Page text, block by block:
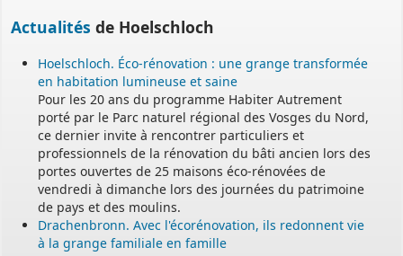
Actualités de Hoelschloch
Hoelschloch. Éco-rénovation : une grange transformée
en habitation lumineuse et saine
Pour les 20 ans du programme Habiter Autrement
porté par le Parc naturel régional des Vosges du Nord,
ce dernier invite à rencontrer particuliers et
professionnels de la rénovation du bâti ancien lors des
portes ouvertes de 25 maisons éco-rénovées de
vendredi à dimanche lors des journées du patrimoine
de pays et des moulins.
Drachenbronn. Avec l'écorénovation, ils redonnent vie
à la grange familiale en famille